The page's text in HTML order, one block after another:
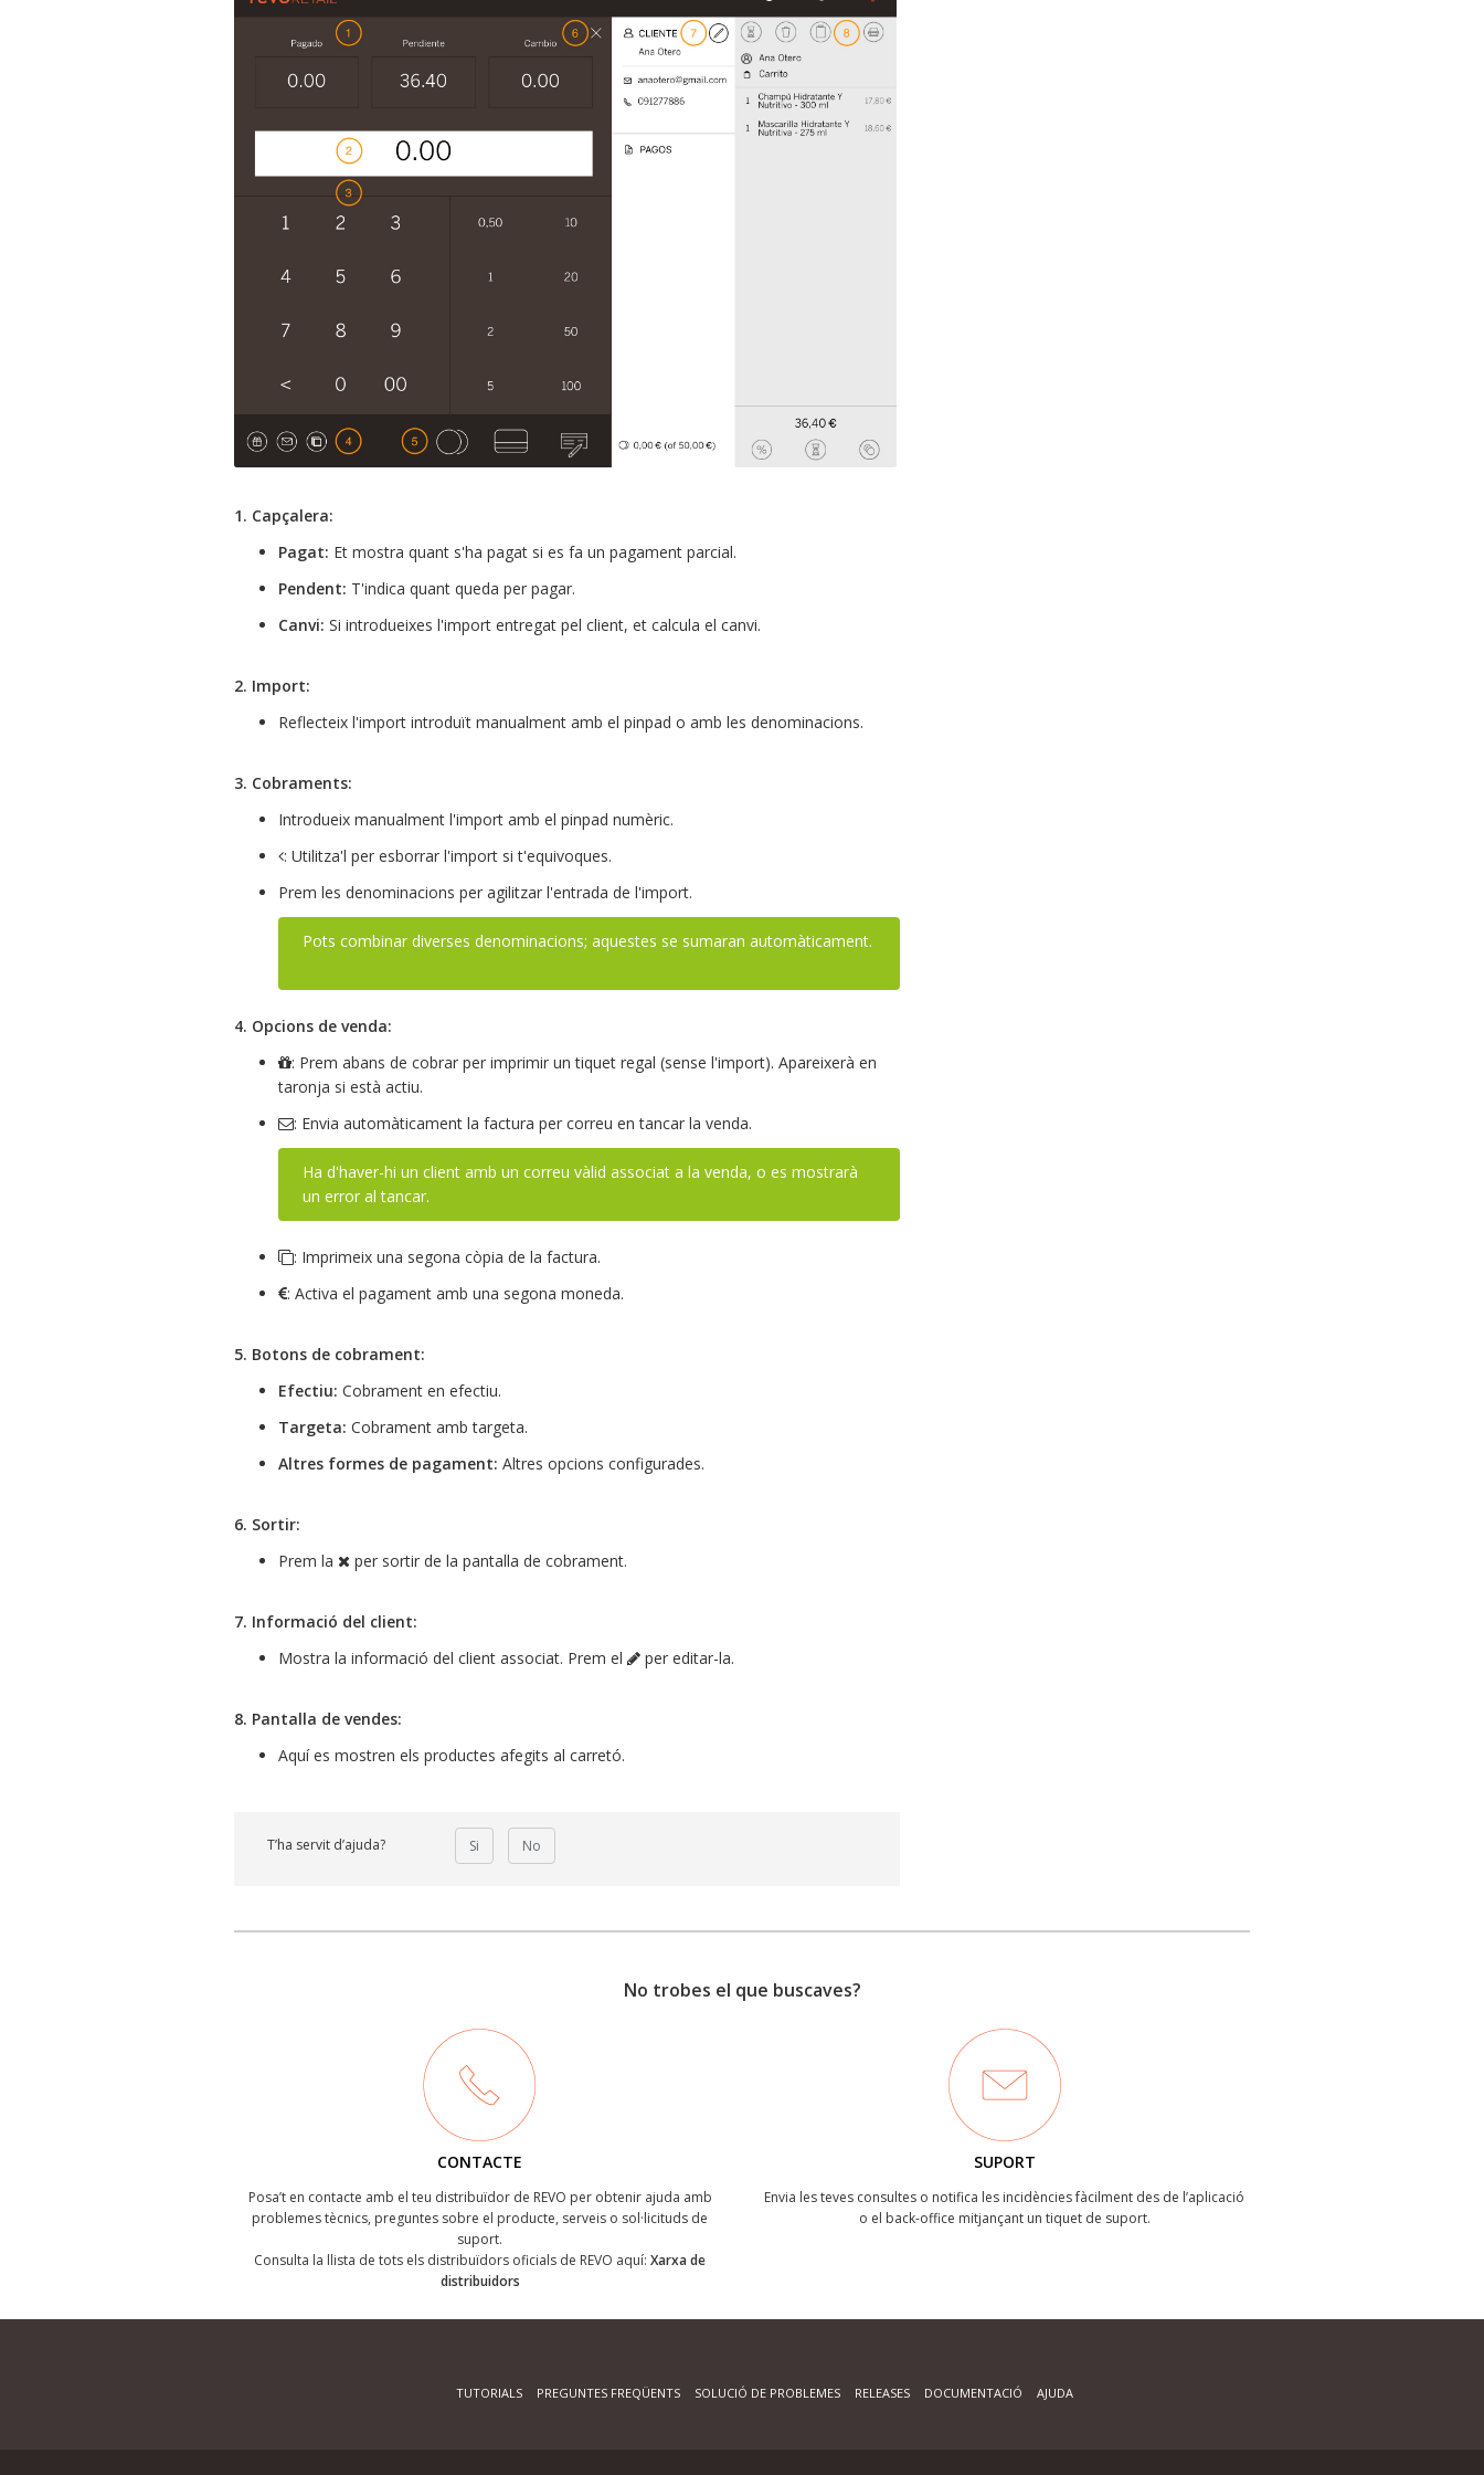
1. Capçalera:
Pagat: Et mostra quant s'ha pagat si es fa un pagament parcial.
Pendent: T'indica quant queda per pagar.
Canvi: Si introdueixes l'import entregat pel client, et calcula el canvi.
2. Import:
Reflecteix l'import introduït manualment amb el pinpad o amb les denominacions.
3. Cobraments:
Introdueix manualment l'import amb el pinpad numèric.
: Utilitza'l per esborrar l'import si t'equivoques.
Prem les denominacions per agilitzar l'entrada de l'import.
Pots combinar diverses denominacions; aquestes se sumaran automàticament.
4. Opcions de venda:
: Prem abans de cobrar per imprimir un tiquet regal (sense l'import). Apareixerà en
taronja si està actiu.
: Envia automàticament la factura per correu en tancar la venda.
Ha d'haver-hi un client amb un correu vàlid associat a la venda, o es mostrarà
un error al tancar.
: Imprimeix una segona còpia de la factura.
: Activa el pagament amb una segona moneda.
5. Botons de cobrament:
Efectiu: Cobrament en efectiu.
Targeta: Cobrament amb targeta.
Altres formes de pagament: Altres opcions configurades.
6. Sortir:
Prem la
per sortir de la pantalla de cobrament.
7. Informació del client:
Mostra la informació del client associat. Prem el
per editar-la.
8. Pantalla de vendes:
Aquí es mostren els productes afegits al carretó.
T’ha servit d’ajuda? Si No
No trobes el que buscaves?
CONTACTE
Posa’t en contacte amb el teu distribuïdor de REVO per obtenir ajuda amb
problemes tècnics, preguntes sobre el producte, serveis o sol·licituds de
suport.
Consulta la llista de tots els distribuïdors oficials de REVO aquí: Xarxa de
distribuidors
SUPORT
Envia les teves consultes o notifica les incidències fàcilment des de l’aplicació
o el back-office mitjançant un tiquet de suport.
TUTORIALS PREGUNTES FREQÜENTS SOLUCIÓ DE PROBLEMES RELEASES DOCUMENTACIÓ AJUDA